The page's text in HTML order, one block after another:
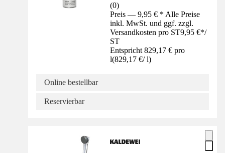
(0)
Preis — 9,95 € * Alle Preise
inkl. MwSt. und ggf. zzgl.
Versandkosten pro ST9,95 €*/
ST
Entspricht 829,17 € pro
l(829,17 €/ l)
Online bestellbar
Reservierbar